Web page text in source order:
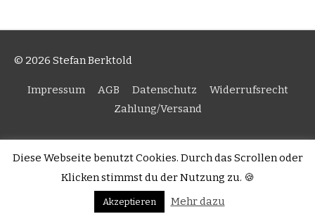
© 2026 Stefan Berktold
Impressum AGB Datenschutz
Widerrufsrecht
Zahlung/Versand
Diese Webseite benutzt Cookies. Durch das Scrollen oder
Klicken stimmst du der Nutzung zu. 🍪
Akzeptieren Mehr dazu